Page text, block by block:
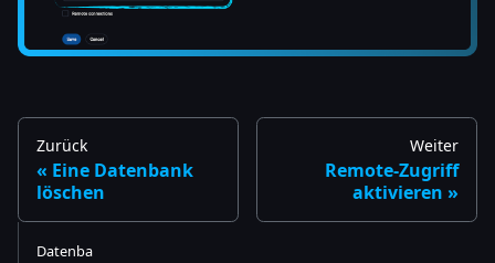
Zurück
Eine Datenbank
löschen
Weiter
Remote-Zugriff
aktivieren
Datenba